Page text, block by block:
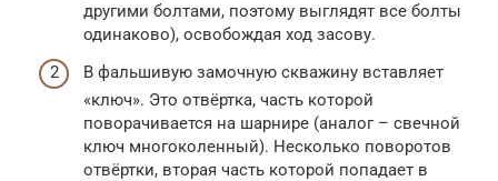
другими болтами, поэтому выглядят все болты
одинаково), освобождая ход засову.
В фальшивую замочную скважину вставляет
«ключ». Это отвёртка, часть которой
поворачивается на шарнире (аналог – свечной
ключ многоколенный). Несколько поворотов
отвёртки, вторая часть которой попадает в